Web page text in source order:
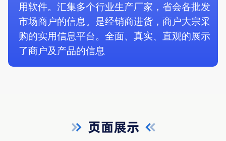
用软件。汇集多个行业生产厂家，省会各批发
市场商户的信息。是经销商进货，商户大宗采
购的实用信息平台。全面、真实、直观的展示
了商户及产品的信息